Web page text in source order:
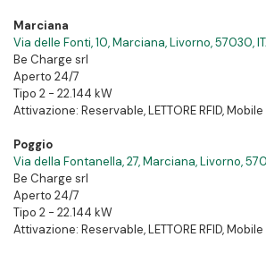
Marciana
Via delle Fonti, 10, Marciana, Livorno, 57030,
Be Charge srl
Aperto 24/7
Tipo 2 - 22.144 kW
Attivazione: Reservable, LETTORE RFID,
Poggio
Via della Fontanella, 27, Marciana, Livorno,
Be Charge srl
Aperto 24/7
Tipo 2 - 22.144 kW
Attivazione: Reservable, LETTORE RFID,